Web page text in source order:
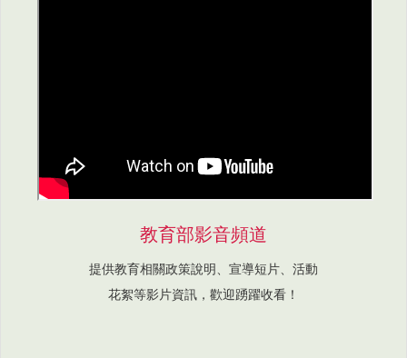
教育部影音頻道
提供教育相關政策說明、宣導短片、活動
花絮等影片資訊，歡迎踴躍收看！